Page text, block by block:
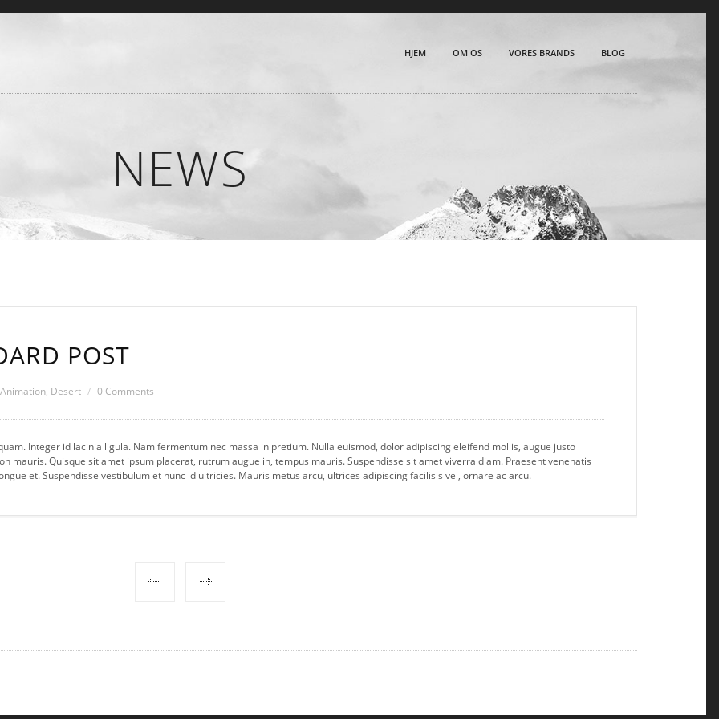
HJEM OM OS VORES BRANDS BLOG
NEWS
POST
Animation, Desert 0 Comments
Integer id lacinia ligula. Nam fermentum nec massa in pretium. Nulla euismod, dolor adipiscing eleifend mollis, augue justo
mauris. Quisque sit amet ipsum placerat, rutrum augue in, tempus mauris. Suspendisse sit amet viverra diam. Praesent venenatis
et. Suspendisse vestibulum et nunc id ultricies. Mauris metus arcu, ultrices adipiscing facilisis vel, ornare ac arcu.